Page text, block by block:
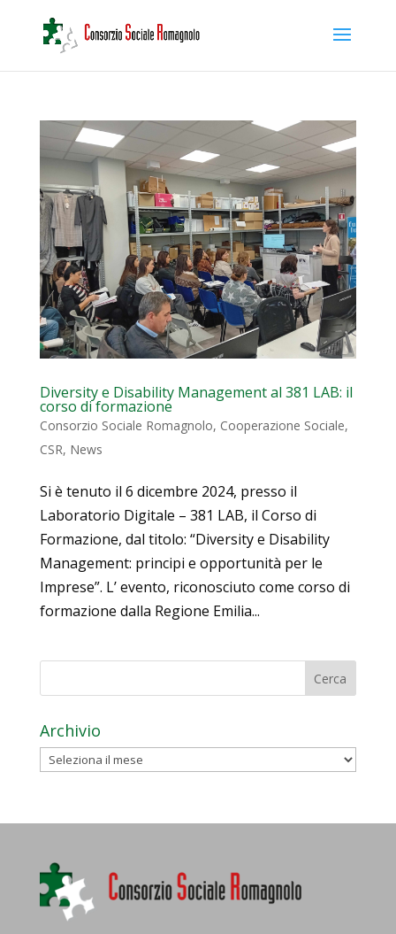
Diversity e Disability Management al 381 LAB: il
corso di formazione
Consorzio Sociale Romagnolo, Cooperazione Sociale,
CSR, News
Si è tenuto il 6 dicembre 2024, presso il
Laboratorio Digitale – 381 LAB, il Corso di
Formazione, dal titolo: “Diversity e Disability
Management: principi e opportunità per le
Imprese”. L’ evento, riconosciuto come corso di
formazione dalla Regione Emilia...
Archivio
Archivio